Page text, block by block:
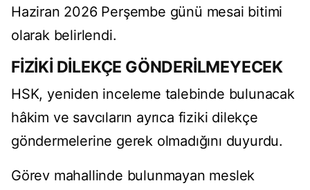
Haziran 2026 Perşembe günü mesai bitimi
olarak belirlendi.
FİZİKİ DİLEKÇE GÖNDERİLMEYECEK
HSK, yeniden inceleme talebinde bulunacak
hâkim ve savcıların ayrıca fiziki dilekçe
göndermelerine gerek olmadığını duyurdu.
Görev mahallinde bulunmayan meslek